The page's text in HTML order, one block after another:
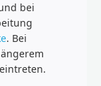
bei
. Bei